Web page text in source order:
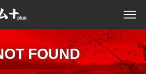
FOUND